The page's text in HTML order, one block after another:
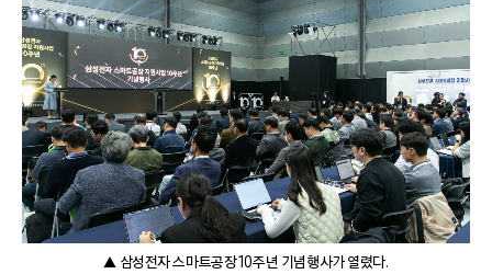
▲ 삼성전자 스마트공장 10주년 기념행사가 열렸다.